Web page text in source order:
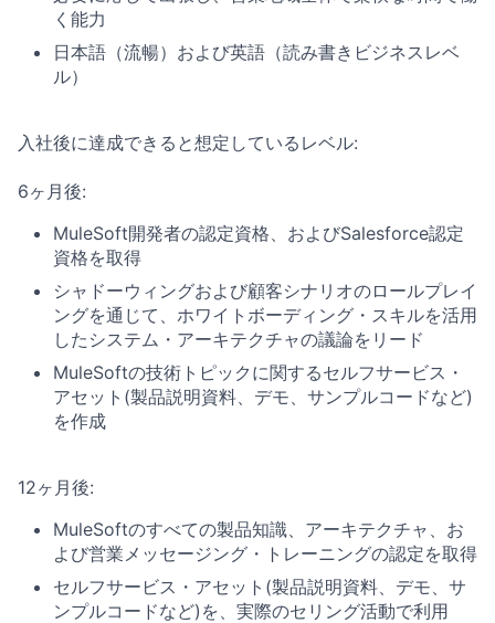
く能力
日本語（流暢）および英語（読み書きビジネスレベ
ル）
入社後に達成できると想定しているレベル:
6ヶ月後:
MuleSoft開発者の認定資格、およびSalesforce認定
資格を取得
シャドーウィングおよび顧客シナリオのロールプレイ
ングを通じて、ホワイトボーディング・スキルを活用
したシステム・アーキテクチャの議論をリード
MuleSoftの技術トピックに関するセルフサービス・
アセット(製品説明資料、デモ、サンプルコードなど)
を作成
12ヶ月後:
MuleSoftのすべての製品知識、アーキテクチャ、お
よび営業メッセージング・トレーニングの認定を取得
セルフサービス・アセット(製品説明資料、デモ、サ
ンプルコードなど)を、実際のセリング活動で利用